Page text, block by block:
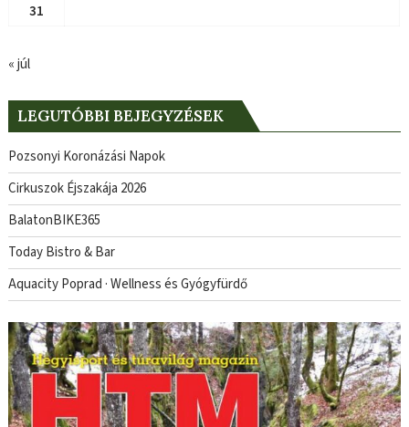
31
« júl
LEGUTÓBBI BEJEGYZÉSEK
Pozsonyi Koronázási Napok
Cirkuszok Éjszakája 2026
BalatonBIKE365
Today Bistro & Bar
Aquacity Poprad · Wellness és Gyógyfürdő